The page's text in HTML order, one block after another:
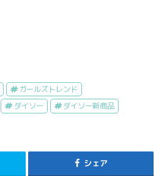
ガールズトレンド
ダイソー
ダイソー新商品
シェア